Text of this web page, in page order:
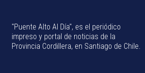
"Puente Alto Al Día", es el periódico
impreso y portal de noticias de la
Provincia Cordillera, en Santiago de Chile.